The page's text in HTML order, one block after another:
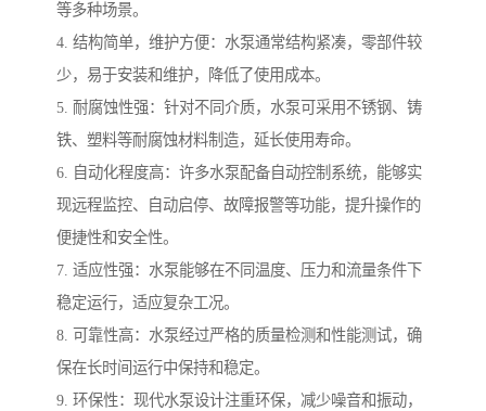
等多种场景。
4. 结构简单，维护方便：水泵通常结构紧凑，零部件较
少，易于安装和维护，降低了使用成本。
5. 耐腐蚀性强：针对不同介质，水泵可采用不锈钢、铸
铁、塑料等耐腐蚀材料制造，延长使用寿命。
6. 自动化程度高：许多水泵配备自动控制系统，能够实
现远程监控、自动启停、故障报警等功能，提升操作的
便捷性和安全性。
7. 适应性强：水泵能够在不同温度、压力和流量条件下
稳定运行，适应复杂工况。
8. 可靠性高：水泵经过严格的质量检测和性能测试，确
保在长时间运行中保持和稳定。
9. 环保性：现代水泵设计注重环保，减少噪音和振动，